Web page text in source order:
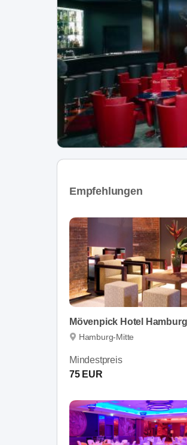
Empfehlungen
Mövenpick Hotel Hamburg
Hamburg-Mitte
Mindestpreis
75 EUR